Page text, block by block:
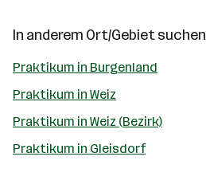
In anderem Ort/Gebiet suchen
Praktikum in Burgenland
Praktikum in Weiz
Praktikum in Weiz (Bezirk)
Praktikum in Gleisdorf